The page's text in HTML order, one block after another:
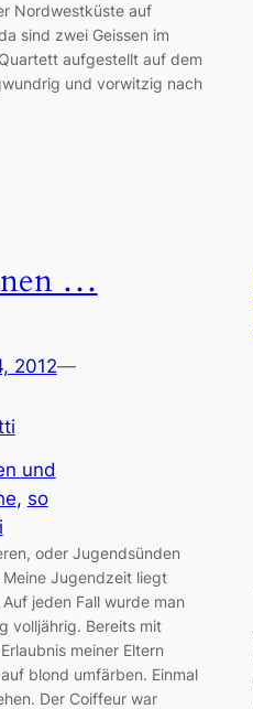
Nordwestküste auf
sind zwei Geissen im
aufgestellt auf dem
und vorwitzig nach
…
2012—
und
, so
oder Jugendsünden
Jugendzeit liegt
jeden Fall wurde man
volljährig. Bereits mit
meiner Eltern
blond umfärben. Einmal
Der Coiffeur war